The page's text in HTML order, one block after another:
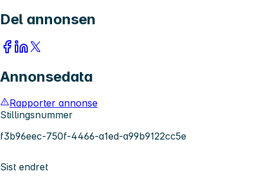
Del annonsen
Annonsedata
Rapporter annonse
Stillingsnummer
f3b96eec-750f-4466-a1ed-a99b9122cc5e
Sist endret